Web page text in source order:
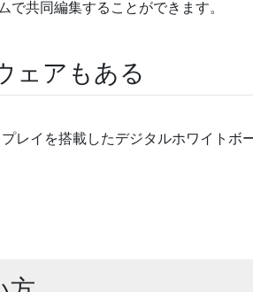
共同編集することができます。
ェアもある
レイを搭載したデジタルホワイトボ